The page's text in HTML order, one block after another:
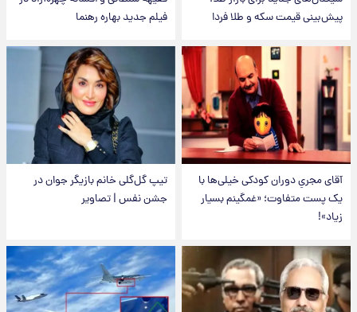
پیش‌بینی قیمت سکه و طلا فردا
فیلم جدید بهاره رهنما
آقای مجریِ دوران کودکی خیلی‌ها با
یک پست متفاوت؛ «غمگینم بسیار
زیاد»!
تیپ گل‌گلی خانم بازیگر جوان در
جشن نفس | تصاویر